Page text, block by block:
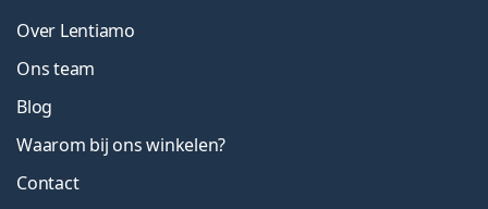
Over Lentiamo
Ons team
Blog
Waarom bij ons winkelen?
Contact